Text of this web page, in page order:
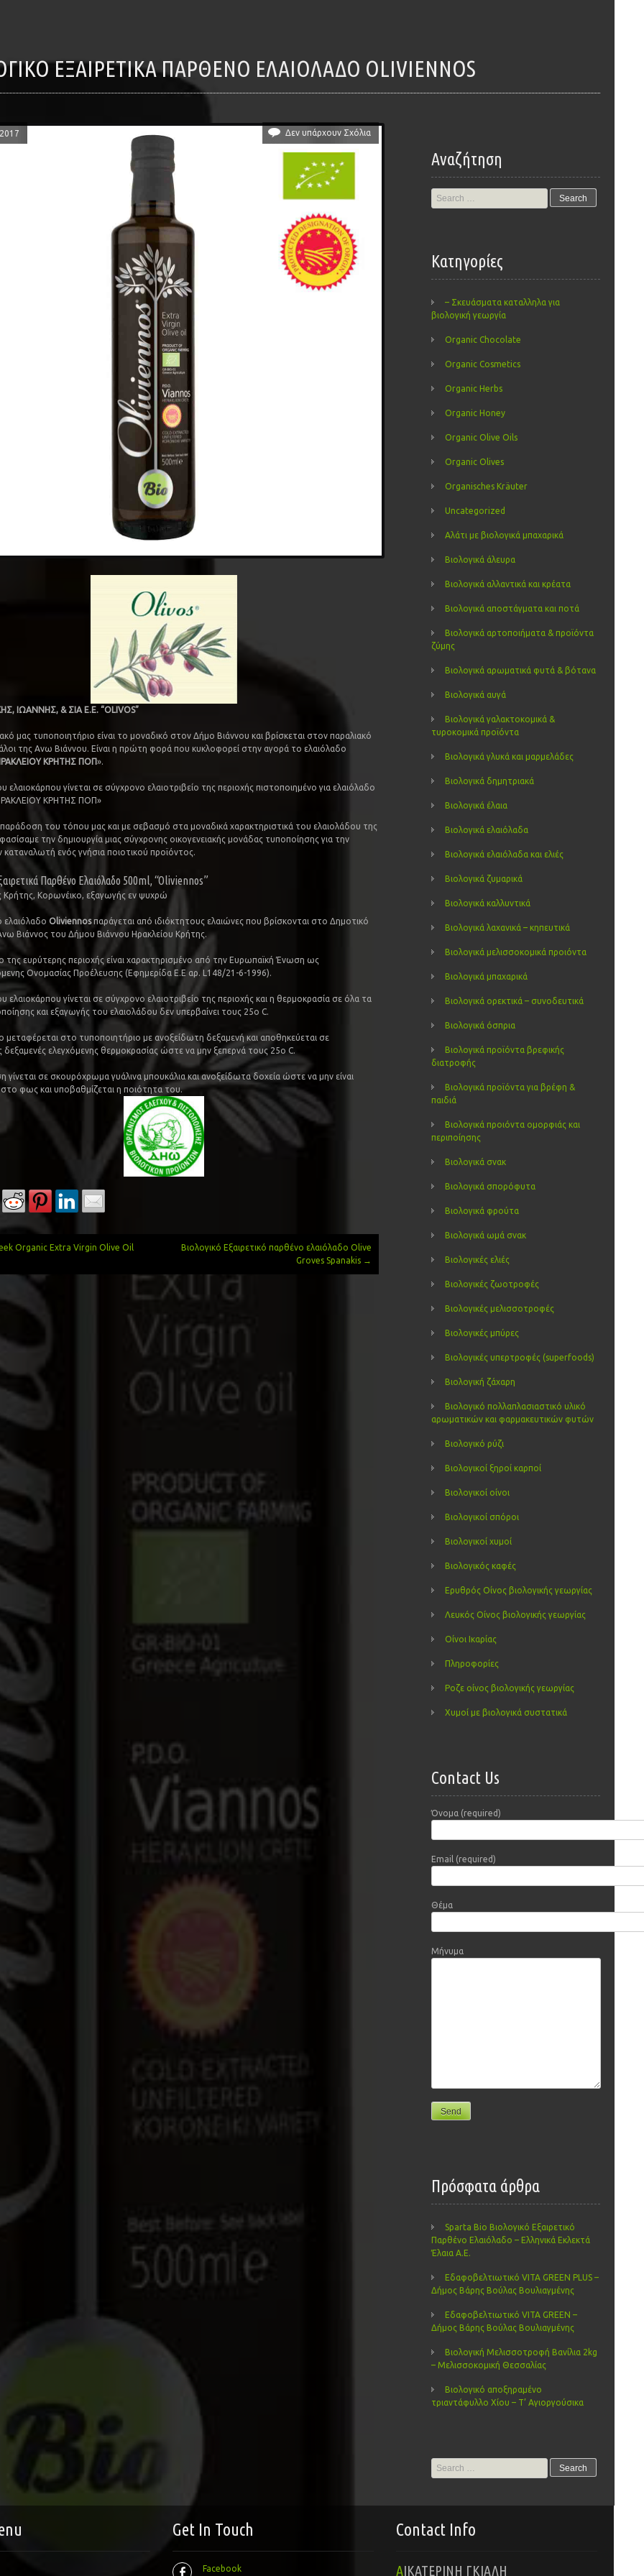
ΕΞΑΙΡΕΤΙΚΆ ΠΑΡΘΈΝΟ ΕΛΑΙΌΛΑΔΟ OLIVIENNOS
Δεν υπάρχουν Σχόλια
ΙΩΑΝΝΗΣ, & ΣΙΑ Ε.Ε. “OLIVOS”
μας τυποποιητήριο είναι το μοναδικό στον Δήμο Βιάννου και βρίσκεται στον παραλιακό
της Ανω Βιάννου. Είναι η πρώτη φορά που κυκλοφορεί στην αγορά το ελαιόλαδο
ΚΡΗΤΗΣ ΠΟΠ».
ελαιοκάρπου γίνεται σε σύγχρονο ελαιοτριβείο της περιοχής πιστοποιημένο για ελαιόλαδο
ΚΡΗΤΗΣ ΠΟΠ»
του τόπου μας και με σεβασμό στα μοναδικά χαρακτηριστικά του ελαιολάδου της
την δημιουργία μιας σύγχρονης οικογενειακής μονάδας τυποποίησης για την
ενός γνήσια ποιοτικού προϊόντος.
Παρθένο Ελαιόλαδο 500ml, “Oliviennos”
Κρήτης, Κορωνέικο, εξαγωγής εν ψυχρώ
ελαιόλαδο Oliviennosπαράγεται από ιδιόκτητους ελαιώνες που βρίσκονται στο Δημοτικό
Βιάννος του Δήμου Βιάννου Ηρακλείου Κρήτης.
της ευρύτερης περιοχής είναι χαρακτηρισμένο από την Ευρωπαϊκή Ένωση ως
Ονομασίας Προέλευσης (Eφημερίδα Ε.Ε αρ. L148/21-6-1996).
ελαιοκάρπου γίνεται σε σύγχρονο ελαιοτριβείο της περιοχής και η θερμοκρασία σε όλα τα
και εξαγωγής του ελαιολάδου δεν υπερβαίνει τους 25o C.
μεταφέρεται στο τυποποιητήριο με ανοξείδωτη δεξαμενή και αποθηκεύεται σε
δεξαμενές ελεγχόμενης θερμοκρασίας ώστε να μην ξεπερνά τους 25o C.
γίνεται σε σκουρόχρωμα γυάλινα μπουκάλια και ανοξείδωτα δοχεία ώστε να μην είναι
στο φως και υποβαθμίζεται η ποιότητα του.
Organic Extra Virgin Olive Oil
Βιολογικό Εξαιρετικό παρθένο ελαιόλαδο Olive
Groves Spanakis
→
Αναζήτηση
Search
for:
Kατηγορίες
– Σκευάσματα καταλληλα για
βιολογική γεωργία
Organic Chocolate
Organic Cosmetics
Organic Herbs
Organic Honey
Organic Olive Oils
Organic Olives
Organisches Kräuter
Uncategorized
Αλάτι με βιολογικά μπαχαρικά
Βιολογικά άλευρα
Βιολογικά αλλαντικά και κρέατα
Βιολογικά αποστάγματα και ποτά
Βιολογικά αρτοποιήματα & προϊόντα
ζύμης
Βιολογικά αρωματικά φυτά & βότανα
Βιολογικά αυγά
Βιολογικά γαλακτοκομικά &
τυροκομικά προϊόντα
Βιολογικά γλυκά και μαρμελάδες
Βιολογικά δημητριακά
Βιολογικά έλαια
Βιολογικά ελαιόλαδα
Βιολογικά ελαιόλαδα και ελιές
Βιολογικά ζυμαρικά
Βιολογικά καλλυντικά
Βιολογικά λαχανικά – κηπευτικά
Βιολογικά μελισσοκομικά προιόντα
Βιολογικά μπαχαρικά
Βιολογικά ορεκτικά – συνοδευτικά
Βιολογικά όσπρια
Βιολογικά προϊόντα βρεφικής
διατροφής
Βιολογικά προϊόντα για βρέφη &
παιδιά
Βιολογικά προιόντα ομορφιάς και
περιποίησης
Βιολογικά σνακ
Βιολογικά σπορόφυτα
Βιολογικά φρούτα
Βιολογικά ωμά σνακ
Βιολογικές ελιές
Βιολογικές ζωοτροφές
Βιολογικές μελισσοτροφές
Βιολογικές μπύρες
Βιολογικές υπερτροφές (superfoods)
Βιολογική ζάχαρη
Βιολογικό πολλαπλασιαστικό υλικό
αρωματικών και φαρμακευτικών φυτών
Βιολογικό ρύζι
Βιολογικοί ξηροί καρποί
Βιολογικοί οίνοι
Βιολογικοί σπόροι
Βιολογικοί χυμοί
Βιολογικός καφές
Ερυθρός Οίνος βιολογικής γεωργίας
Λευκός Οίνος βιολογικής γεωργίας
Οίνοι Ικαρίας
Πληροφορίες
Ροζε οίνος βιολογικής γεωργίας
Χυμοί με βιολογικά συστατικά
Contact Us
Όνομα (required)
Email (required)
Θέμα
Μήνυμα
Πρόσφατα άρθρα
Sparta Bio Βιολογικό Εξαιρετικό
Παρθένο Ελαιόλαδο – Ελληνικά Εκλεκτά
Έλαια Α.Ε.
Εδαφοβελτιωτικό VITA GREEN PLUS –
Δήμος Βάρης Βούλας Βουλιαγμένης
Εδαφοβελτιωτικό VITA GREEN –
Δήμος Βάρης Βούλας Βουλιαγμένης
Βιολογική Μελισσοτροφή Βανίλια 2kg
– Μελισσοκομική Θεσσαλίας
Βιολογικό αποξηραμένο
τριαντάφυλλο Χίου – Τ’ Αγιοργούσικα
Search
for:
Get In Touch
Facebook
Contact Info
ΑΙΚΑΤΕΡΙΝΗ ΓΚΙΑΛΗ